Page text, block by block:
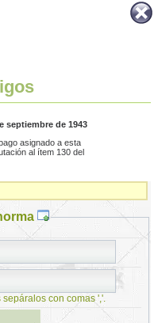
septiembre de 1943
asignado a esta
al ítem 130 del
con comas ','.